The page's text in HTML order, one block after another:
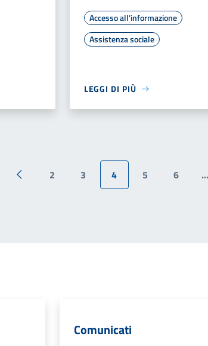
Accesso all'informazione
Assistenza sociale
LEGGI DI PIÙ
Pagina precedente
2 3 4 5 6 ...
Comunicati